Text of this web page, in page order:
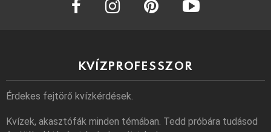
KVÍZPROFESSZOR
Érdekes fejtörő kvízkérdések.
Kvízek, akasztófák minden témában. Tedd próbára tudásod